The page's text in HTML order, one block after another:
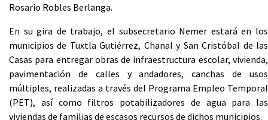
Rosario Robles Berlanga.
En su gira de trabajo, el subsecretario Nemer estará en los
municipios de Tuxtla Gutiérrez, Chanal y San Cristóbal de las
Casas para entregar obras de infraestructura escolar, vivienda,
pavimentación de calles y andadores, canchas de usos
múltiples, realizadas a través del Programa Empleo Temporal
(PET), así como filtros potabilizadores de agua para las
viviendas de familias de escasos recursos de dichos municipios.